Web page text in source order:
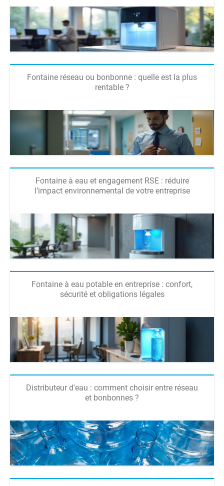
Fontaine réseau ou bonbonne : quelle est la plus
rentable ?
Fontaine à eau et engagement RSE : réduire
l’impact environnemental de votre entreprise
Fontaine à eau potable en entreprise : confort,
sécurité et obligations légales
Distributeur d'eau : comment choisir entre réseau
et bonbonnes ?